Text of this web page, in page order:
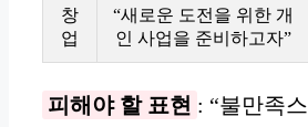
창
업
“새로운 도전을 위한 개
인 사업을 준비하고자”
피해야 할 표현 : “불만족스